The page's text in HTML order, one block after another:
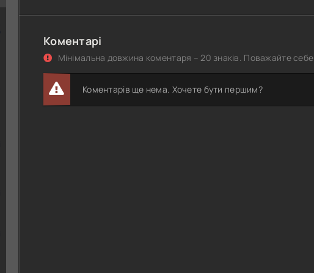
Коментарі
Мінімальна довжина коментаря – 20 знаків. Поважайте себе
Коментарів ще нема. Хочете бути першим?